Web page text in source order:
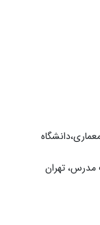
مدرس، تهران